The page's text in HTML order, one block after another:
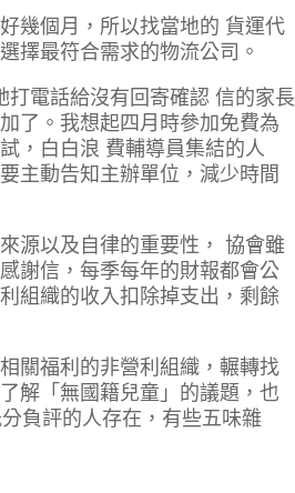
幾個月，所以找當地的 貨運代
擇最符合需求的物流公司。
打電話給沒有回寄確認 信的家長
了。我想起四月時參加免費為
，白白浪 費輔導員集結的人
主動告知主辦單位，減少時間
源以及自律的重要性， 協會雖
謝信，每季每年的財報都會公
組織的收入扣除掉支出，剩餘
關福利的非營利組織，輾轉找
解「無國籍兒童」的議題，也
負評的人存在，有些五味雜